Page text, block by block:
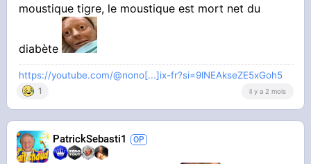
moustique tigre, le moustique est mort net du
diabète
https://youtube.com/@nono[...]ix-fr?si=9lNEAkseZE5xGoh5
1 il y a 2 mois
PatrickSebasti1